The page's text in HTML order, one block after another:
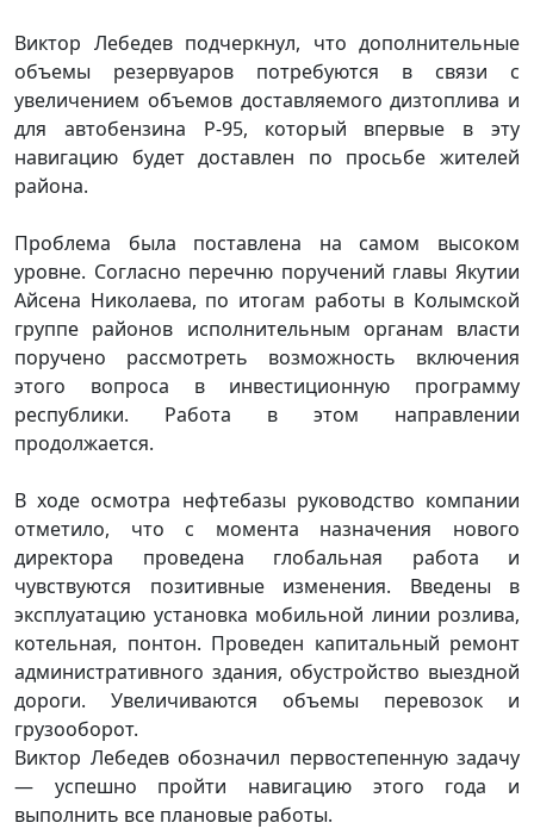
Виктор Лебедев подчеркнул, что дополнительные
объемы резервуаров потребуются в связи с
увеличением объемов доставляемого дизтоплива и
для автобензина Р-95, который впервые в эту
навигацию будет доставлен по просьбе жителей
района.
Проблема была поставлена на самом высоком
уровне. Согласно перечню поручений главы Якутии
Айсена Николаева, по итогам работы в Колымской
группе районов исполнительным органам власти
поручено рассмотреть возможность включения
этого вопроса в инвестиционную программу
республики. Работа в этом направлении
продолжается.
В ходе осмотра нефтебазы руководство компании
отметило, что с момента назначения нового
директора проведена глобальная работа и
чувствуются позитивные изменения. Введены в
эксплуатацию установка мобильной линии розлива,
котельная, понтон. Проведен капитальный ремонт
административного здания, обустройство выездной
дороги. Увеличиваются объемы перевозок и
грузооборот.
Виктор Лебедев обозначил первостепенную задачу
— успешно пройти навигацию этого года и
выполнить все плановые работы.